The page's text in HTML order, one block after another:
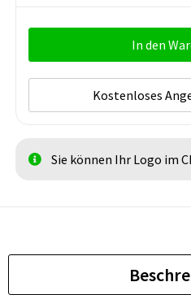
In den
Kostenloses
Sie können Ihr Logo im